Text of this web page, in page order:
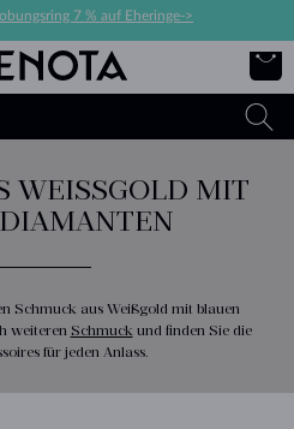
7 % auf Eheringe->
MIT B
Schmuck aus Weißgold mit blauen
weiteren Schmuckund finden Sie die
für jeden Anlass.